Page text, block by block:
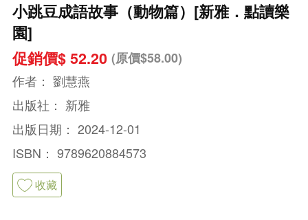
小跳豆成語故事（動物篇）[新雅．點讀樂
園]
促銷價$ 52.20 (原價$58.00)
作者： 劉慧燕
出版社： 新雅
出版日期： 2024-12-01
ISBN： 9789620884573
收藏